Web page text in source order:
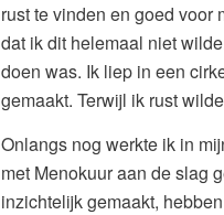
rust te vinden en goed voor
dat ik dit helemaal niet
doen was. Ik liep in een
gemaakt. Terwijl ik rust
Onlangs nog werkte ik in
met Menokuur aan de slag
inzichtelijk gemaakt,